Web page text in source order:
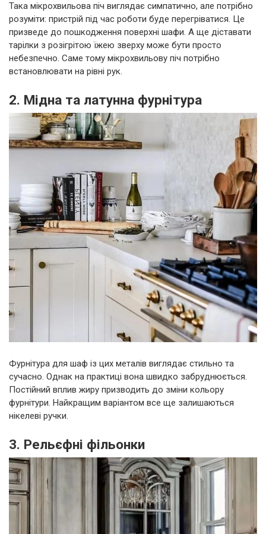
Така мікрохвильова піч виглядає симпатично, але потрібно
розуміти: пристрій під час роботи буде перегріватися. Це
призведе до пошкодження поверхні шафи. А ще діставати
тарілки з розігрітою їжею зверху може бути просто
небезпечно. Саме тому мікрохвильову піч потрібно
встановлювати на рівні рук.
2. Мідна та латунна фурнітура
Фурнітура для шаф із цих металів виглядає стильно та
сучасно. Однак на практиці вона швидко забруднюється.
Постійний вплив жиру призводить до зміни кольору
фурнітури. Найкращим варіантом все ще залишаються
нікелеві ручки.
3. Рельєфні фільонки